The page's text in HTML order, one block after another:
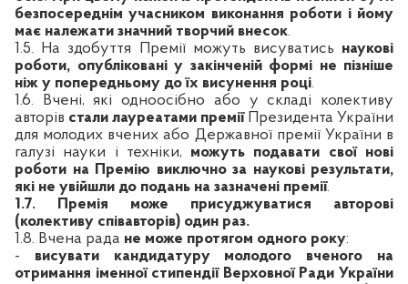
безпосереднім учасником виконання роботи і йому
має належати значний творчий внесок.
1.5. На здобуття Премії можуть висуватись наукові
роботи, опубліковані у закінченій формі не пізніше
ніж у попередньому до їх висунення році.
1.6.
Вчені, які одноосібно або у складі колективу
авторів стали лауреатами премії Президента України
для молодих вчених або Державної премії України в
галузі науки і техніки, можуть подавати свої нові
роботи на Премію виключно за наукові результати,
які не увійшли до подань на зазначені премії.
1.7. Премія може присуджуватися авторові
(колективу співавторів) один раз.
1.8. Вчена рада не може протягом одного року:
- висувати кандидатуру молодого вченого на
отримання іменної стипендії Верховної Ради України